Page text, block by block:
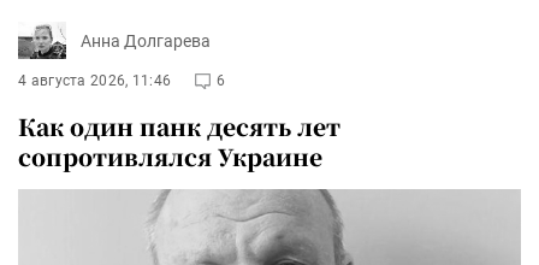
Анна Долгарева
4 августа 2026, 11:46 6
Как один панк десять лет
сопротивлялся Украине